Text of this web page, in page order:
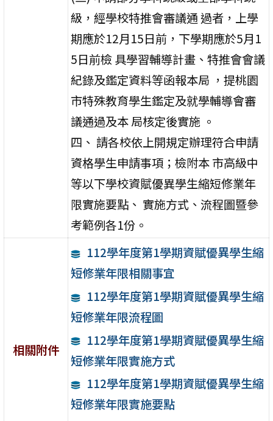
級，經學校特推會審議通 過者，上學
期應於12月15日前，下學期應於5月1
5日前檢 具學習輔導計畫、特推會會議
紀錄及鑑定資料等函報本局 ，提桃園
市特殊教育學生鑑定及就學輔導會審
議通過及本 局核定後實施 。
四、 請各校依上開規定辦理符合申請
資格學生申請事項；檢附本 市高級中
等以下學校資賦優異學生縮短修業年
限實施要點、 實施方式、流程圖暨參
考範例各1份。
相關附件
112學年度第1學期資賦優異學生縮
短修業年限相關事宜
112學年度第1學期資賦優異學生縮
短修業年限流程圖
112學年度第1學期資賦優異學生縮
短修業年限實施方式
112學年度第1學期資賦優異學生縮
短修業年限實施要點